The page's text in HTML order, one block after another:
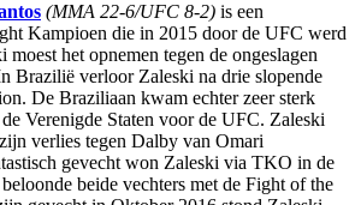
(MMA 22-6/UFC 8-2) is een
Kampioen die in 2015 door de UFC werd
moest het opnemen tegen de ongeslagen
Brazilië verloor Zaleski na drie slopende
De Braziliaan kwam echter zeer sterk
Verenigde Staten voor de UFC. Zaleski
verlies tegen Dalby van Omari
gevecht won Zaleski via TKO in de
beide vechters met de Fight of the